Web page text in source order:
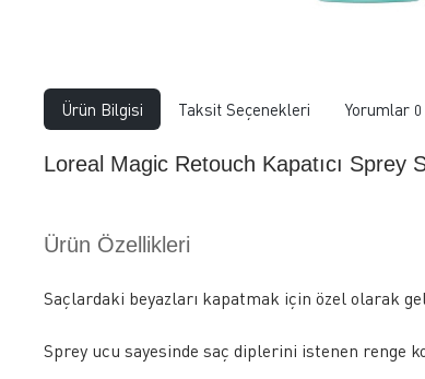
Ürün Bilgisi Taksit Seçenekleri Yorumlar 0
Loreal Magic Retouch Kapatıcı Sprey
Ürün Özellikleri
Saçlardaki beyazları kapatmak için özel olarak
Sprey ucu sayesinde saç diplerini istenen renge